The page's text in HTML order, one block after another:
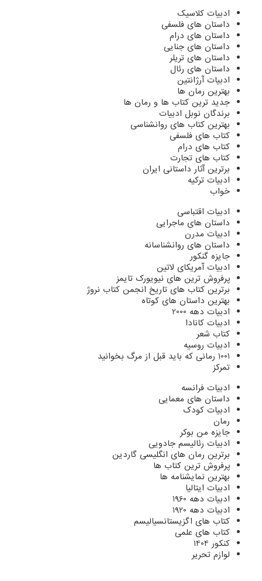
ادبیات کلاسیک
داستان های فلسفی
داستان های درام
داستان های جنایی
داستان های تریلر
داستان های رئال
ادبیات آرژانتین
بهترین رمان ها
جدید ترین کتاب ها و رمان ها
برندگان نوبل ادبیات
بهترین کتاب های روانشناسی
کتاب های فلسفی
کتاب های درام
کتاب های تجارت
برترین آثار داستانی ایران
ادبیات ترکیه
خواب
ادبیات اقتباسی
داستان های ماجرایی
ادبیات مدرن
داستان های روانشناسانه
جایزه گنکور
ادبیات آمریکای لاتین
پرفروش ترین های نیویورک تایمز
برترین کتاب های تاریخ انجمن کتاب نروژ
بهترین داستان های کوتاه
ادبیات دهه 2000
ادبیات کانادا
کتاب شعر
ادبیات روسیه
1001 رمانی که باید قبل از مرگ بخوانید
تمرکز
ادبیات فرانسه
داستان های معمایی
ادبیات کودک
رمان
جایزه من بوکر
ادبیات رئالیسم جادویی
برترین رمان های انگلیسی گاردین
پرفروش ترین کتاب ها
بهترین نمایشنامه ها
ادبیات ایتالیا
ادبیات دهه 1960
ادبیات دهه 1920
کتاب های اگزیستانسیالیسم
کتاب های علمی
کنکور 1404
لوازم تحریر